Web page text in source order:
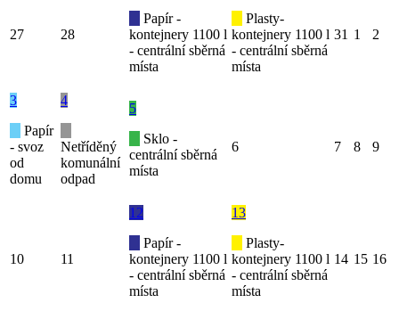
27 28
Papír -
kontejnery 1100 l
- centrální sběrná
místa
Plasty-
kontejnery 1100 l
- centrální sběrná
místa
31 1 2
3
Papír
- svoz
od
domu
4
Netříděný
komunální
odpad
5
Sklo -
centrální sběrná
místa
6 7 8 9
10 11
12
Papír -
kontejnery 1100 l
- centrální sběrná
místa
13
Plasty-
kontejnery 1100 l
- centrální sběrná
místa
14 15 16